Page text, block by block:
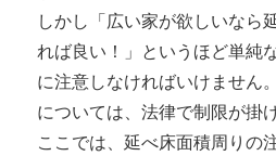
しかし「広い家が欲しいなら
れば良い！」というほど単純
に注意しなければいけません
については、法律で制限が掛
ここでは、延べ床面積周りの